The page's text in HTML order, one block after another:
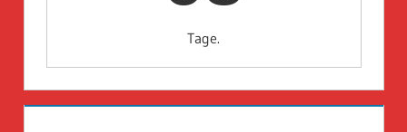
Tage.